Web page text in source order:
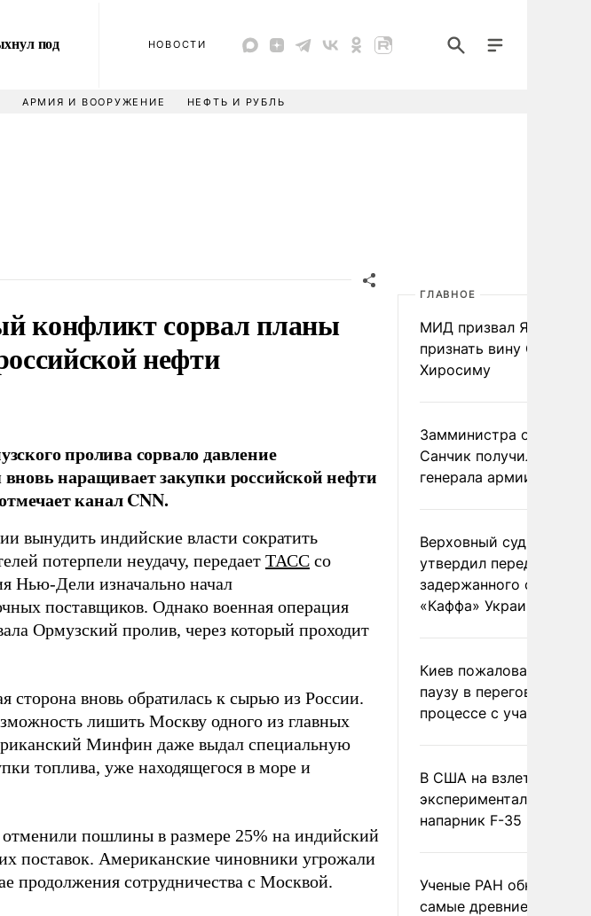
под
НОВОСТИ
АРМИЯ И ВООРУЖЕНИЕ НЕФТЬ И РУБЛЬ
конфликт сорвал планы
нефти
пролива сорвало давление
наращивает закупки российской нефти
канал CNN.
вынудить индийские власти сократить
потерпели неудачу, передает ТАСС со
Нью-Дели изначально начал
поставщиков. Однако военная операция
Ормузский пролив, через который проходит
сторона вновь обратилась к сырью из России.
лишить Москву одного из главных
Минфин даже выдал специальную
топлива, уже находящегося в море и
пошлины в размере 25% на индийский
поставок. Американские чиновники угрожали
продолжения сотрудничества с Москвой.
ГЛАВНОЕ
МИД призвал Японию
признать вину США за
Хиросиму
Замминистра обороны
Санчик получил звание
генерала армии
Верховный суд Швеции
утвердил передачу
задержанного
«Каффа» Украине
Киев пожаловался на
паузу в переговорном
процессе с участием
В США на взлете
экспериментальный
напарник F-35
Ученые РАН
самые древние